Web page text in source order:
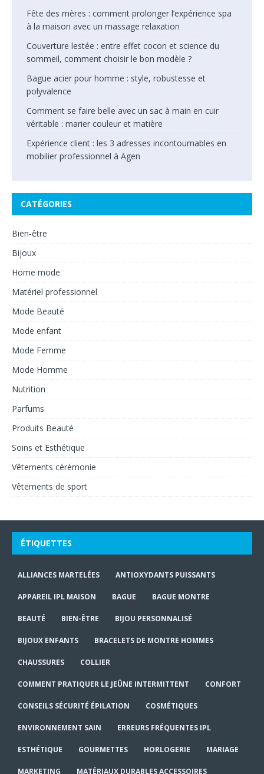
Fête des mères : comment prolonger l’expérience spa
à la maison avec un massage relaxation
Couverture lestée : entre effet cocon et science du
sommeil, comment choisir le bon modèle ?
Bague acier pour homme : style, robustesse et
polyvalence
Comment se faire belle avec un sac à main en cuir
véritable : marier couleur et matière
Expérience client : les 3 adresses incontournables en
mobilier professionnel à Agen
CATÉGORIES
Bien-être
Bijoux
Home mode
Matériel professionnel
Mode Beauté
Mode enfant
Mode Femme
Mode Homme
Nutrition
Parfums
Produits Beauté
Soins et Esthétique
Vêtements cérémonie
Vêtements de sport
ÉTIQUETTES
ALLIANCES MARTELÉES ANTIOXYDANTS PUISSANTS
APPAREIL IPL MAISON BAGUE BAGUE MONTRE
BEAUTÉ BIEN-ÊTRE BIJOU PERSONNALISÉ
BIJOUX ENFANTS BRACELETS DE MONTRE HOMMES
CHAUSSURES COLLIER
COMMENT PRATIQUER LE JEÛNE INTERMITTENT CONFORT
CONSEILS SÉCURITÉ ÉPILATION COSMÉTIQUES
ENVIRONNEMENT SAIN ERREURS FRÉQUENTES IPL
ESTHÉTIQUE GOURMETTES HORLOGERIE MARIAGE
MARKETING MATÉRIAUX DURABLES ACCESSOIRES